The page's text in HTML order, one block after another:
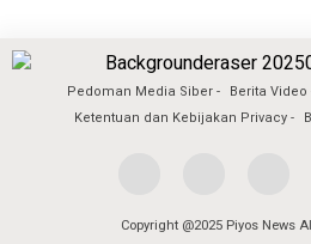
Pedoman Media Siber Berita Video
Ketentuan dan Kebijakan Privacy
Copyright @2025 Piyos News